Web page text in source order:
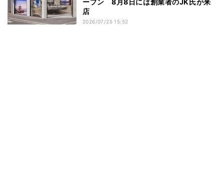
ープン 8月8日には創業者のJK氏が来
店
2026/07/25 15:52